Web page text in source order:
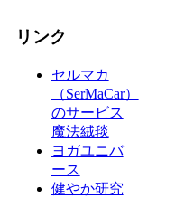
リンク
セルマカ
（SerMaCar）
のサービス
魔法絨毯
ヨガユニバ
ース
健やか研究